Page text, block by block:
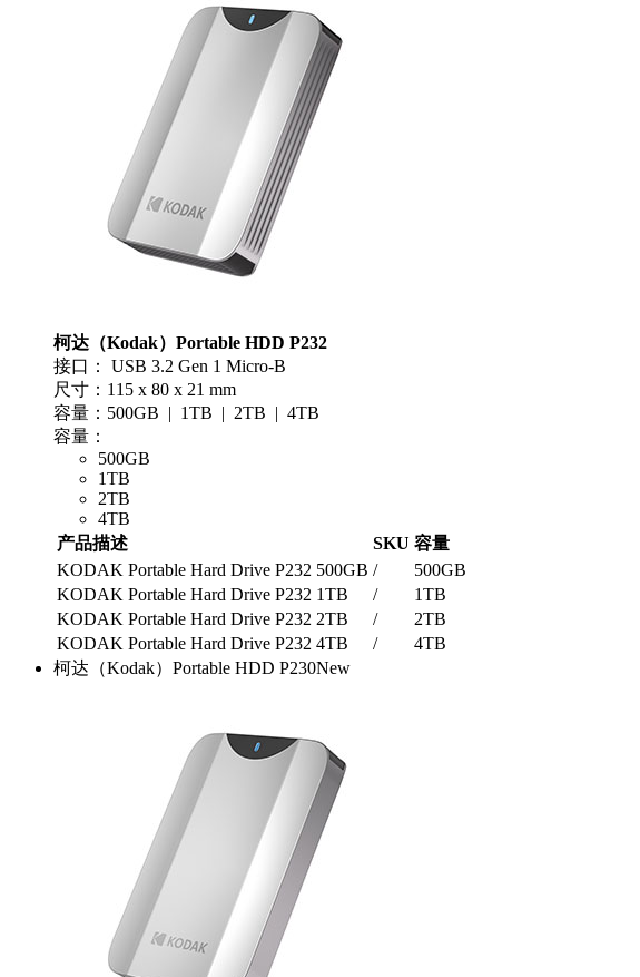
柯达（Kodak）Portable HDD P232
接口： USB 3.2 Gen 1 Micro-B
尺寸：115 x 80 x 21 mm
容量：500GB | 1TB | 2TB | 4TB
容量：
500GB
1TB
2TB
4TB
产品描述
SKU 容量
KODAK Portable Hard Drive P232 500GB /
500GB
KODAK Portable Hard Drive P232 1TB
/
1TB
KODAK Portable Hard Drive P232 2TB
/
2TB
KODAK Portable Hard Drive P232 4TB
/
4TB
柯达（Kodak）Portable HDD P230New